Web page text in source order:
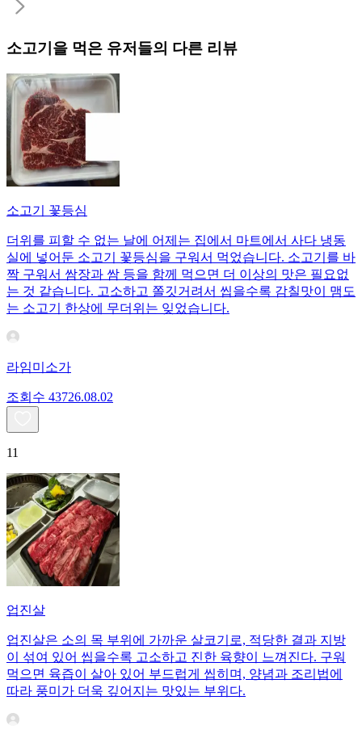
소고기 을 먹은 유저들의 다른 리뷰
소고기 꽃등심
더위를 피할 수 없는 날에 어제는 집에서 마트에서 사다 냉동
실에 넣어둔 소고기 꽃등심을 구워서 먹었습니다. 소고기를 바
짝 구워서 쌈장과 쌈 등을 함께 먹으면 더 이상의 맛은 필요없
는 것 같습니다. 고소하고 쫄깃거려서 씹을수록 감칠맛이 맴도
는 소고기 한상에 무더위는 잊었습니다.
라임미소가
조회수 43726.08.02
11
업진살
업진살은 소의 목 부위에 가까운 살코기로, 적당한 결과 지방
이 섞여 있어 씹을수록 고소하고 진한 육향이 느껴진다. 구워
먹으면 육즙이 살아 있어 부드럽게 씹히며, 양념과 조리법에
따라 풍미가 더욱 깊어지는 맛있는 부위다.